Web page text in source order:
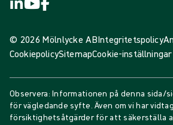
© 2026 Mölnlycke ABIntegritetspolicy
CookiepolicySitemapCookie-inställningar
Observera: Informationen på denna sida/
för vägledande syfte. Även om vi har
försiktighetsåtgärder för att säkerställa